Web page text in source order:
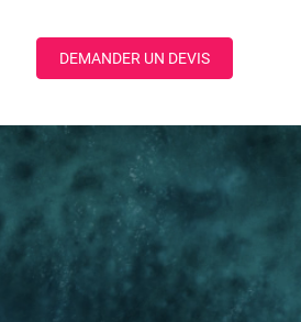
DEMANDER UN DEVIS